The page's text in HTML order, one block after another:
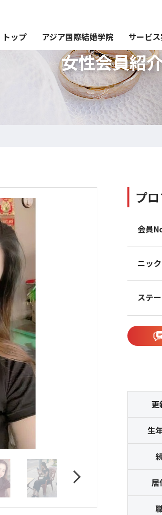
トップ
アジア国際結婚学院 サービ
女性会員紹
プ
会員
ニッ
ステ
更
生
居